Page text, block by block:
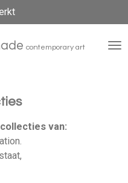
contemporary art
van: